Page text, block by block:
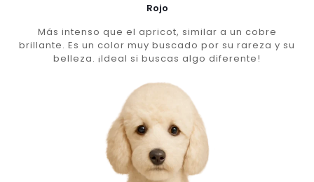
Rojo
Más intenso que el apricot, similar a un cobre
brillante. Es un color muy buscado por su rareza y su
belleza. ¡Ideal si buscas algo diferente!